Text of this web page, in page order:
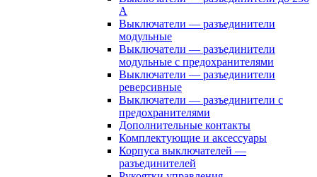
А
Выключатели — разъединители
модульные
Выключатели — разъединители
модульные с предохранителями
Выключатели — разъединители
реверсивные
Выключатели — разъединители с
предохранителями
Дополнительные контакты
Комплектующие и аксессуары
Корпуса выключателей —
разъединителей